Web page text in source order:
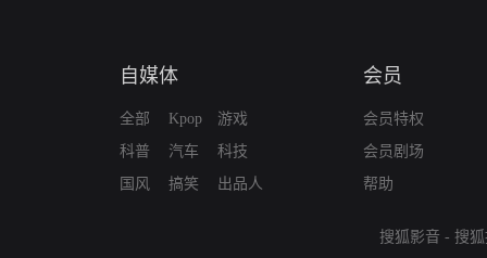
自媒体
全部
科普
国风
Kpop
汽车
搞笑
游戏
科技
出品人
会员
会员特权
会员剧场
帮助
搜狐影音 - 搜